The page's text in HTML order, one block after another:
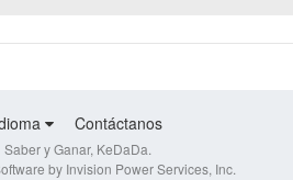
Contáctanos
Saber y Ganar, KeDaDa.
by Invision Power Services, Inc.